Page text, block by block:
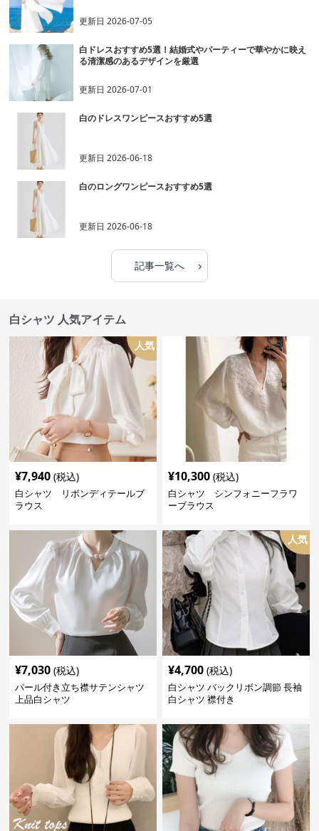
更新日2026-07-05
白ドレスおすすめ5選！結婚式やパーティーで華やかに映え
る清潔感のあるデザインを厳選
更新日2026-07-01
白のドレスワンピースおすすめ5選
更新日2026-06-18
白のロングワンピースおすすめ5選
更新日2026-06-18
記事一覧へ ›
白シャツ 人気アイテム
人気
¥7,940 (税込)
白シャツ リボンディテールブ
ラウス
¥10,300 (税込)
白シャツ シンフォニーフラワ
ーブラウス
¥7,030 (税込)
パール付き立ち襟サテンシャツ
上品白シャツ
人気
¥4,700 (税込)
白シャツ バックリボン調節 長袖
白シャツ 襟付き